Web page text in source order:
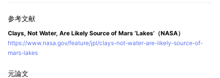
Clays, Not Water, Are Likely Source of Mars ‘Lakes’（NASA）
https://www.nasa.gov/feature/jpl/clays-not-water-are-likely-source-of-
mars-lakes